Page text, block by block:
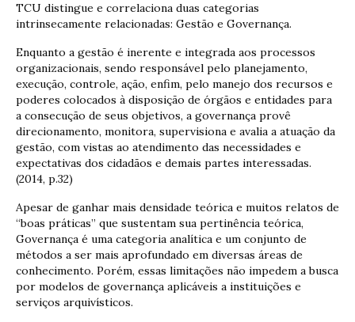
TCU distingue e correlaciona duas categorias
intrinsecamente relacionadas: Gestão e Governança.
Enquanto a gestão é inerente e integrada aos processos
organizacionais, sendo responsável pelo planejamento,
execução, controle, ação, enfim, pelo manejo dos recursos e
poderes colocados à disposição de órgãos e entidades para
a consecução de seus objetivos, a governança provê
direcionamento, monitora, supervisiona e avalia a atuação da
gestão, com vistas ao atendimento das necessidades e
expectativas dos cidadãos e demais partes interessadas.
(2014, p.32)
Apesar de ganhar mais densidade teórica e muitos relatos de
“boas práticas” que sustentam sua pertinência teórica,
Governança é uma categoria analítica e um conjunto de
métodos a ser mais aprofundado em diversas áreas de
conhecimento. Porém, essas limitações não impedem a busca
por modelos de governança aplicáveis a instituições e
serviços arquivísticos.